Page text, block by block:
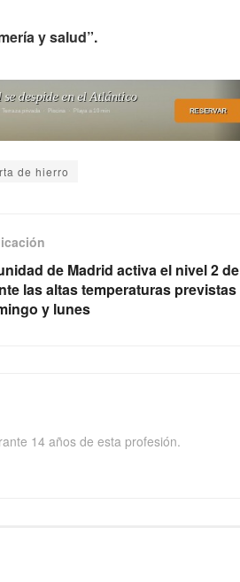
y salud”.
de hierro
de Madrid activa el nivel 2 de
las altas temperaturas previstas
y lunes
14 años de esta profesión.